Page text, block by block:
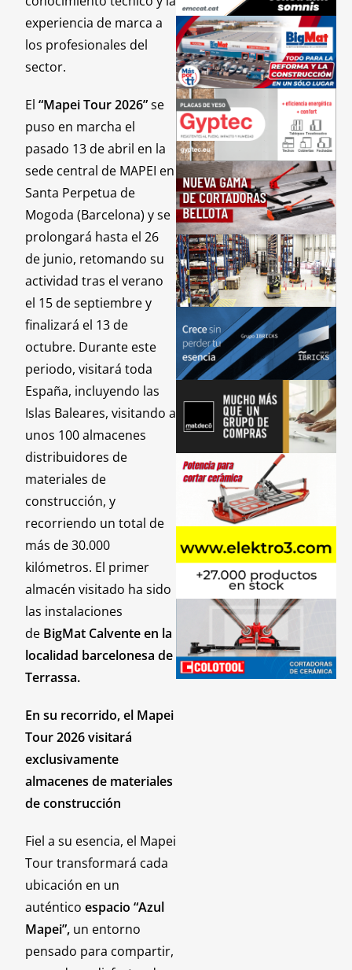
experiencia de marca a
los profesionales del
sector.
El “Mapei Tour 2026”se
puso en marcha el
pasado 13 de abril en la
sede central de MAPEI en
Santa Perpetua de
Mogoda (Barcelona) y se
prolongará hasta el 26
de junio, retomando su
actividad tras el verano
el 15 de septiembre y
finalizará el 13 de
octubre. Durante este
periodo, visitará toda
España, incluyendo las
Islas Baleares, visitando a
unos 100 almacenes
distribuidores de
materiales de
construcción, y
recorriendo un total de
más de 30.000
kilómetros. El primer
almacén visitado ha sido
las instalaciones
de BigMat Calvente en la
localidad barcelonesa de
Terrassa.
En su recorrido, el Mapei
Tour 2026 visitará
exclusivamente
almacenes de materiales
de construcción
Fiel a su esencia, el Mapei
Tour transformará cada
ubicación en un
auténtico espacio “Azul
Mapei”,un entorno
pensado para compartir,